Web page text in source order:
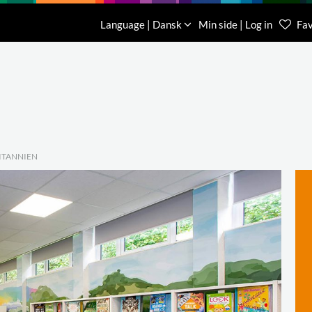
Language | Dansk Min side | Log in
76 78